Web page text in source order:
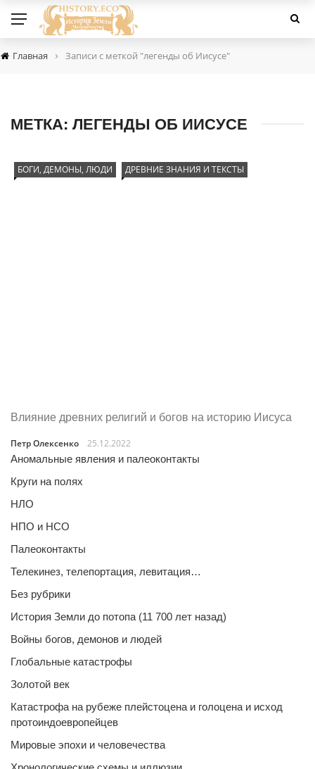
Главная › Записи с меткой "легенды об Иисусе"
МЕТКА: ЛЕГЕНДЫ ОБ ИИСУСЕ
БОГИ, ДЕМОНЫ, ЛЮДИ ДРЕВНИЕ ЗНАНИЯ И ТЕКСТЫ
Влияние древних религий и богов на историю Иисуса
Петр Олексенко
25.12.2022
Аномальные явления и палеоконтакты
Круги на полях
НЛО
НПО и НСО
Палеоконтакты
Телекинез, телепортация, левитация…
Без рубрики
История Земли до потопа (11 700 лет назад)
Войны богов, демонов и людей
Глобальные катастрофы
Золотой век
Катастрофа на рубеже плейстоцена и голоцена и исход
протоиндоевропейцев
Мировые эпохи и человечества